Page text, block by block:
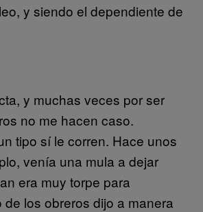
y siendo el dependiente de
y muchas veces por ser
no me hacen caso.
tipo sí le corren. Hace unos
venía una mula a dejar
era muy torpe para
de los obreros dijo a manera